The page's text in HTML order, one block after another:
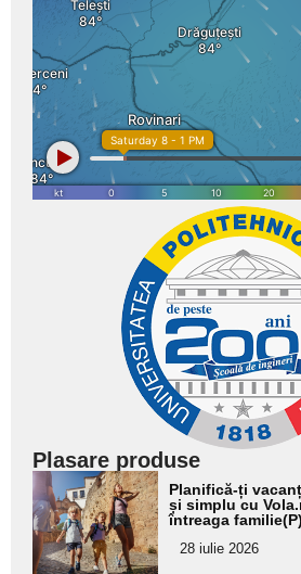
Plasare produse
Adaugă
aici textul
pentru
subtitlu
Planifică-ți
și simplu cu
întreaga familie(P)
28 iulie 2026